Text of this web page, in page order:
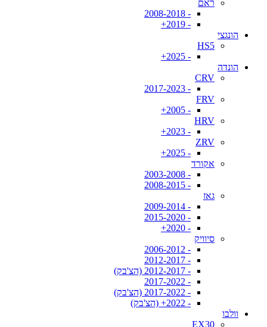
ראם
- 2008-2018
- 2019+
הונגצי
HS5
- 2025+
הונדה
CRV
- 2017-2023
FRV
- 2005+
HRV
- 2023+
ZRV
- 2025+
אקורד
- 2003-2008
- 2008-2015
גאז
- 2009-2014
- 2015-2020
- 2020+
סיוויק
- 2006-2012
- 2012-2017
- 2012-2017 (הצ'בק)
- 2017-2022
- 2017-2022 (הצ'בק)
- 2022+ (הצ'בק)
וולבו
EX30